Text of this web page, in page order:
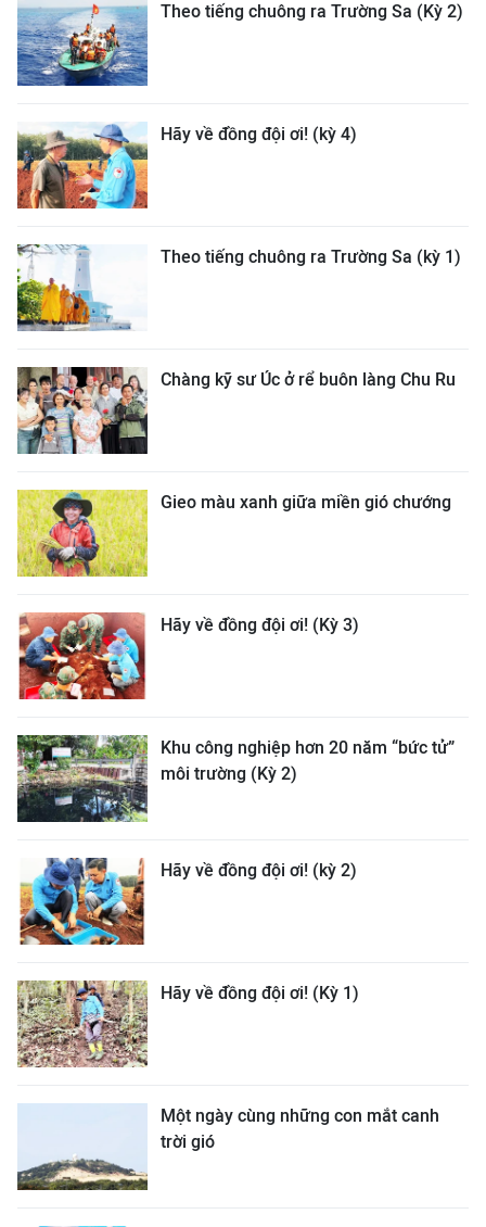
Theo tiếng chuông ra Trường Sa (Kỳ 2)
Hãy về đồng đội ơi! (kỳ 4)
Theo tiếng chuông ra Trường Sa (kỳ 1)
Chàng kỹ sư Úc ở rể buôn làng Chu Ru
Gieo màu xanh giữa miền gió chướng
Hãy về đồng đội ơi! (Kỳ 3)
Khu công nghiệp hơn 20 năm “bức tử”
môi trường (Kỳ 2)
Hãy về đồng đội ơi! (kỳ 2)
Hãy về đồng đội ơi! (Kỳ 1)
Một ngày cùng những con mắt canh
trời gió